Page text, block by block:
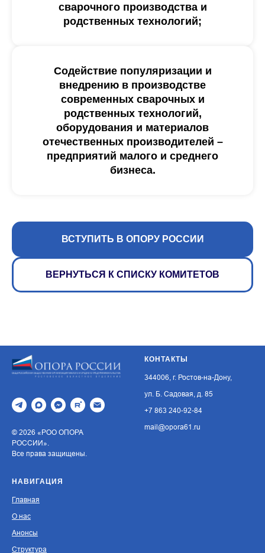
сварочного производства и
родственных технологий;
Содействие популяризации и
внедрению в производстве
современных сварочных и
родственных технологий,
оборудования и материалов
отечественных производителей –
предприятий малого и среднего
бизнеса.
ВСТУПИТЬ В ОПОРУ РОССИИ
ВЕРНУТЬСЯ К СПИСКУ КОМИТЕТОВ
© 2026 «РОО ОПОРА
РОССИИ».
Все права защищены.
КОНТАКТЫ
344006, г. Ростов-на-Дону,
ул. Б. Садовая, д. 85
+7 863 240-92-84
mail@opora61.ru
НАВИГАЦИЯ
Главная
О нас
Анонсы
Структура